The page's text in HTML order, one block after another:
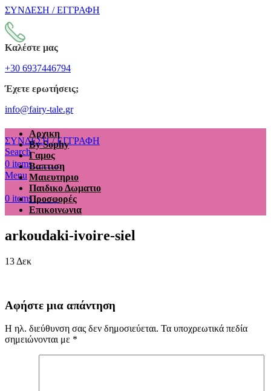
ΣΥΝΔΕΣΗ / ΕΓΓΡΑΦΗ
Καλέστε μας
+30 6937446794
Έχετε ερωτήσεις;
info@fairy-tale.gr
ΣΥΝΔΕΣΗ / ΕΓΓΡΑΦΗ
Search
0 items €0.00
Menu
0 items €0.00
Αρχικη
By Sophy
Γαμος
Βαπτιση
Μαιευτηριο
Παιδικο Δωματιο
Προσφορές
Επικοινωνια
arkoudaki-ivoire-siel
13 Δεκ
Αφήστε μια απάντηση
Η ηλ. διεύθυνση σας δεν δημοσιεύεται. Τα υποχρεωτικά πεδία
σημειώνονται με *